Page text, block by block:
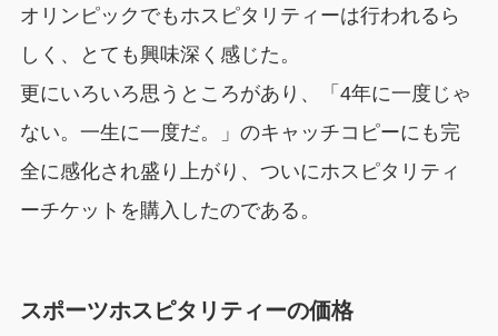
オリンピックでもホスピタリティーは行われるら
しく、とても興味深く感じた。
更にいろいろ思うところがあり、「4年に一度じゃ
ない。一生に一度だ。」のキャッチコピーにも完
全に感化され盛り上がり、ついにホスピタリティ
ーチケットを購入したのである。
スポーツホスピタリティーの価格